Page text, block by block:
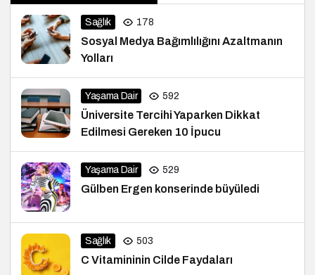
Sağlık 178
Sosyal Medya Bağımlılığını Azaltmanın
Yolları
Yaşama Dair 592
Üniversite Tercihi Yaparken Dikkat
Edilmesi Gereken 10 İpucu
Yaşama Dair 529
Gülben Ergen konserinde büyüledi
Sağlık 503
C Vitamininin Cilde Faydaları